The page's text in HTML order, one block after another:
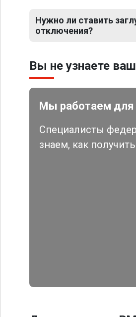
Нужно ли ставить
отключения?
Вы не узнаете
Мы работаем для
Специалисты
знаем, как